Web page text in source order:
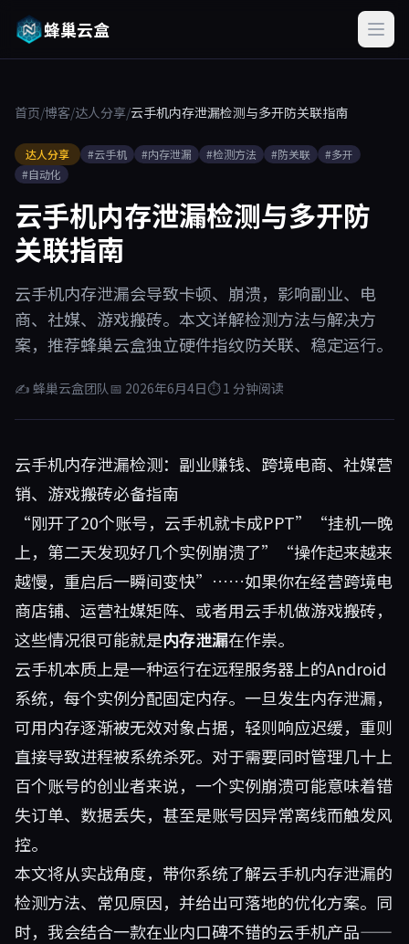
蜂巢云盒
首页/博客/达人分享/云手机内存泄漏检测与多开防关联指南
达人分享 #云手机 #内存泄漏 #检测方法 #防关联
#多开
#自动化
云手机内存泄漏检测与多开防
关联指南
云手机内存泄漏会导致卡顿、崩溃，影响副业、电
商、社媒、游戏搬砖。本文详解检测方法与解决方
案，推荐蜂巢云盒独立硬件指纹防关联、稳定运行。
✍ 蜂巢云盒团队📅 2026年6月4日⏱ 1 分钟阅读
云手机内存泄漏检测：副业赚钱、跨境电商、社媒营
销、游戏搬砖必备指南
“刚开了20个账号，云手机就卡成PPT”“挂机一晚
上，第二天发现好几个实例崩溃了”“操作起来越来
越慢，重启后一瞬间变快”……如果你在经营跨境电
商店铺、运营社媒矩阵、或者用云手机做游戏搬砖，
这些情况很可能就是内存泄漏在作祟。
云手机本质上是一种运行在远程服务器上的Android
系统，每个实例分配固定内存。一旦发生内存泄漏，
可用内存逐渐被无效对象占据，轻则响应迟缓，重则
直接导致进程被系统杀死。对于需要同时管理几十上
百个账号的创业者来说，一个实例崩溃可能意味着错
失订单、数据丢失，甚至是账号因异常离线而触发风
控。
本文将从实战角度，带你系统了解云手机内存泄漏的
检测方法、常见原因，并给出可落地的优化方案。同
时，我会结合一款在业内口碑不错的云手机产品——